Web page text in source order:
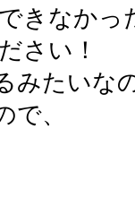
きなかっ
さい！
みたいな
、